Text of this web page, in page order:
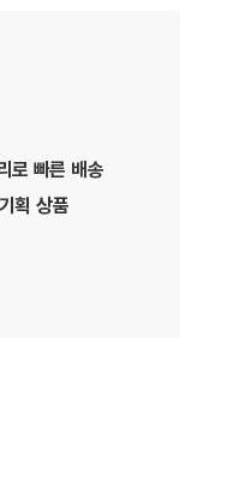
로 빠른 배송
획 상품